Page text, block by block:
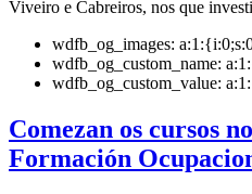
Viveiro e Cabreiros, nos que
wdfb_og_images:
wdfb_og_custom_name:
wdfb_og_custom_value:
Comezan os cursos
Formación